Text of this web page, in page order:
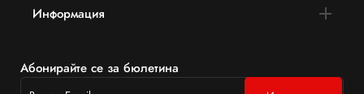
Информация
Абонирайте се за бюлетина